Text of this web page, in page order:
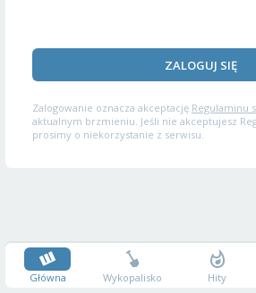
ZALOGUJ SIĘ
Zalogowanie oznacza akceptację Regulaminu
aktualnym brzmieniu. Jeśli nie akceptujesz
prosimy o niekorzystanie z serwisu.
Główna Wykopalisko Hity